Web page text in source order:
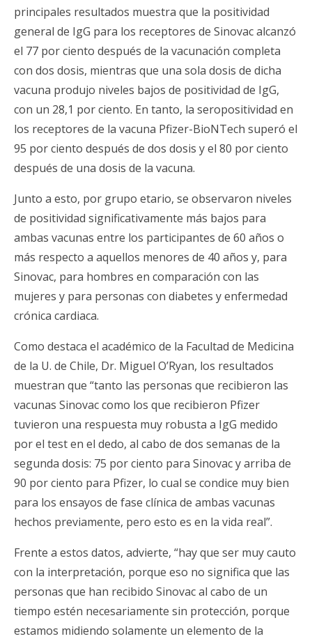
principales resultados muestra que la positividad
general de IgG para los receptores de Sinovac alcanzó
el 77 por ciento después de la vacunación completa
con dos dosis, mientras que una sola dosis de dicha
vacuna produjo niveles bajos de positividad de IgG,
con un 28,1 por ciento. En tanto, la seropositividad en
los receptores de la vacuna Pfizer-BioNTech superó el
95 por ciento después de dos dosis y el 80 por ciento
después de una dosis de la vacuna.
Junto a esto, por grupo etario, se observaron niveles
de positividad significativamente más bajos para
ambas vacunas entre los participantes de 60 años o
más respecto a aquellos menores de 40 años y, para
Sinovac, para hombres en comparación con las
mujeres y para personas con diabetes y enfermedad
crónica cardiaca.
Como destaca el académico de la Facultad de Medicina
de la U. de Chile, Dr. Miguel O’Ryan, los resultados
muestran que “tanto las personas que recibieron las
vacunas Sinovac como los que recibieron Pfizer
tuvieron una respuesta muy robusta a IgG medido
por el test en el dedo, al cabo de dos semanas de la
segunda dosis: 75 por ciento para Sinovac y arriba de
90 por ciento para Pfizer, lo cual se condice muy bien
para los ensayos de fase clínica de ambas vacunas
hechos previamente, pero esto es en la vida real”.
Frente a estos datos, advierte, “hay que ser muy cauto
con la interpretación, porque eso no significa que las
personas que han recibido Sinovac al cabo de un
tiempo estén necesariamente sin protección, porque
estamos midiendo solamente un elemento de la